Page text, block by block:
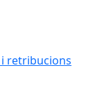
i retribucions